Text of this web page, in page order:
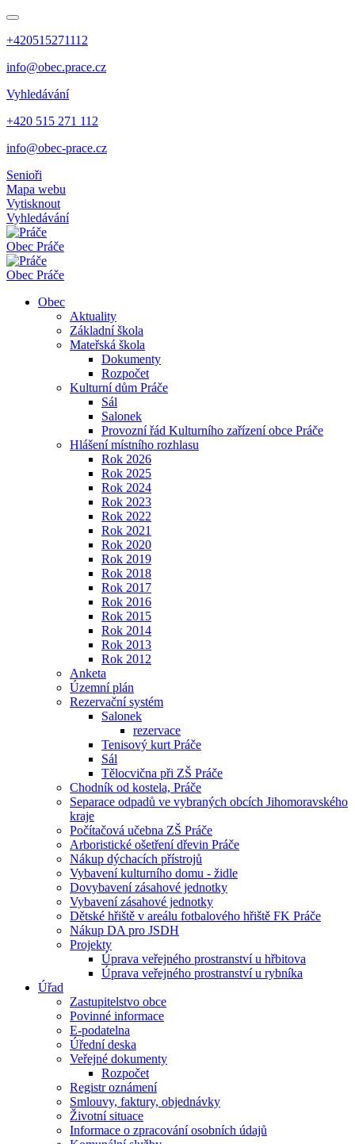
+420515271112
info@obec.prace.cz
Vyhledávání
+420 515 271 112
info@obec-prace.cz
Senioři
Mapa webu
Vytisknout
Vyhledávání
Obec Práče
Obec Práče
Obec
Aktuality
Základní škola
Mateřská škola
Dokumenty
Rozpočet
Kulturní dům Práče
Sál
Salonek
Provozní řád Kulturního zařízení obce Práče
Hlášení místního rozhlasu
Rok 2026
Rok 2025
Rok 2024
Rok 2023
Rok 2022
Rok 2021
Rok 2020
Rok 2019
Rok 2018
Rok 2017
Rok 2016
Rok 2015
Rok 2014
Rok 2013
Rok 2012
Anketa
Územní plán
Rezervační systém
Salonek
rezervace
Tenisový kurt Práče
Sál
Tělocvična při ZŠ Práče
Chodník od kostela, Práče
Separace odpadů ve vybraných obcích Jihomoravského
kraje
Počítačová učebna ZŠ Práče
Arboristické ošetření dřevin Práče
Nákup dýchacích přístrojů
Vybavení kulturního domu - židle
Dovybavení zásahové jednotky
Vybavení zásahové jednotky
Dětské hřiště v areálu fotbalového hřiště FK Práče
Nákup DA pro JSDH
Projekty
Úprava veřejného prostranství u hřbitova
Úprava veřejného prostranství u rybníka
Úřad
Zastupitelstvo obce
Povinné informace
E-podatelna
Úřední deska
Veřejné dokumenty
Rozpočet
Registr oznámení
Smlouvy, faktury, objednávky
Životní situace
Informace o zpracování osobních údajů